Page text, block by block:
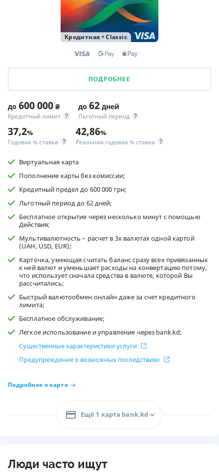
Кредитная •Classic
ПОДРОБНЕЕ
до 600 000 ₴
Кредитный лимит
до 62 дней
Льготный период
37,2%
Годовая % ставка
42,86%
Реальная годовая % ставка
Виртуальная карта
Пополнение карты без комиссии;
Кредитный предел до 600 000 грн;
Льготный период до 62 дней;
Бесплатное открытие через несколько минут с помощью
Действия;
Мультивалютность – расчет в 3х валютах одной картой
(UAH, USD, EUR);
Карточка, умеющая считать баланс сразу всех привязанных
к ней валют и уменьшает расходы на конвертацию потому,
что использует сначала средства в валюте, которой Вы
рассчитались;
Быстрый валютообмен онлайн даже за счет кредитного
лимита;
Бесплатное обслуживание;
Легкое использование и управление через bank.kd;
Существенные характеристики услуги
Предупреждение о возможных последствиях
Подробнее о карте
Ещё 1 карта bank.kd
Люди часто ищут